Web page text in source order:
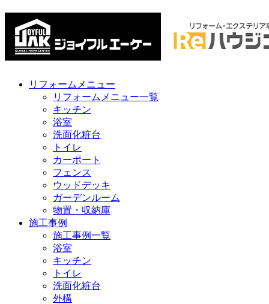
リフォームメニュー
リフォームメニュー一覧
キッチン
浴室
洗面化粧台
トイレ
カーポート
フェンス
ウッドデッキ
ガーデンルーム
物置・収納庫
施工事例
施工事例一覧
浴室
キッチン
トイレ
洗面化粧台
外構